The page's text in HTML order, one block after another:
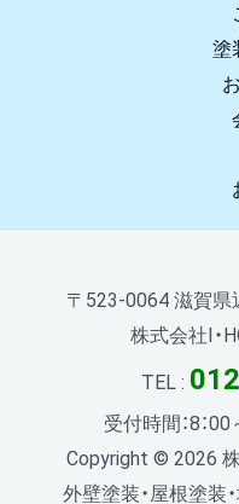
塗
〒523-0064 滋賀県
株式会社I・
TEL :
受付時間：8：00
Copyright © 2026 株
外壁塗装・屋根塗装